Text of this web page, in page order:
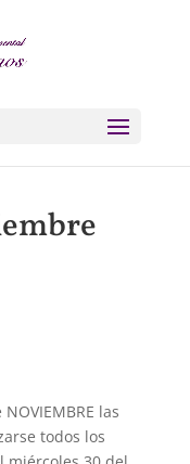
las
todos los